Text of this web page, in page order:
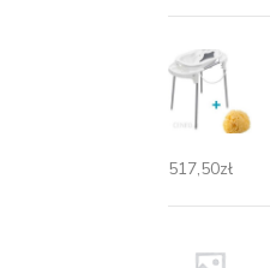
517,50zł